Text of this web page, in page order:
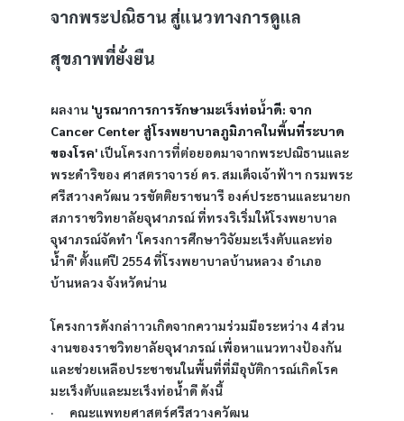
จากพระปณิธาน สู่แนวทางการดูแล
สุขภาพที่ยั่งยืน
ผลงาน 'บูรณาการการรักษามะเร็งท่อน้ำดี: จาก
Cancer Center สู่โรงพยาบาลภูมิภาคในพื้นที่ระบาด
ของโรค' เป็นโครงการที่ต่อยอดมาจากพระปณิธานและ
พระดำริของ ศาสตราจารย์ ดร. สมเด็จเจ้าฟ้าฯ กรมพระ
ศรีสวางควัฒน วรขัตติยราชนารี องค์ประธานและนายก
สภาราชวิทยาลัยจุฬาภรณ์ ที่ทรงริเริ่มให้โรงพยาบาล
จุฬาภรณ์จัดทำ 'โครงการศึกษาวิจัยมะเร็งตับและท่อ
น้ำดี' ตั้งแต่ปี 2554 ที่โรงพยาบาลบ้านหลวง อำเภอ
บ้านหลวง จังหวัดน่าน
โครงการดังกล่าาวเกิดจากความร่วมมือระหว่าง 4 ส่วน
งานของราชวิทยาลัยจุฬาภรณ์ เพื่อหาแนวทางป้องกัน
และช่วยเหลือประชาชนในพื้นที่ที่มีอุบัติการณ์เกิดโรค
มะเร็งตับและมะเร็งท่อน้ำดี ดังนี้
·      คณะแพทยศาสตร์ศรีสวางควัฒน